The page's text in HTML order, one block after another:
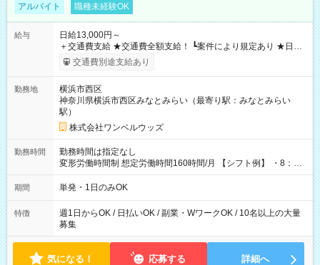
アルバイト 職種未経験OK
給与
日給13,000円～
＋交通費支給 ★交通費全額支給！ ┗案件により規定あり ★日払
いOK！（規定あり） ┗働いたその日に現金GET♪ お仕事後はコ
ンビニATMから 日払い分を引き落とせます！ 【試用期間】試
交通費別途支給あり
勤務地
横浜市西区
神奈川県横浜市西区みなとみらい（最寄り駅：みなとみらい
駅）
株式会社ワンベルウッズ
勤務時間
勤務時間は指定なし
変形労働時間制 想定労働時間160時間/月 【シフト例】 ・8：00
～21：00
期間 単発・1日のみOK
特徴
週1日からOK / 日払いOK / 副業・WワークOK / 10名以上の大量
募集
気になる！ 応募する 詳細へ